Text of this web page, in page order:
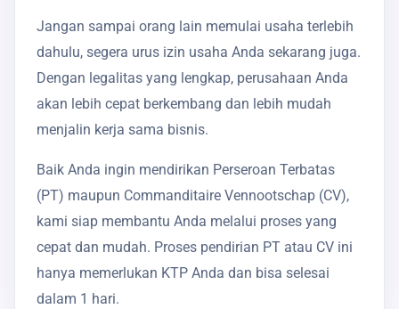
Jangan sampai orang lain memulai usaha terlebih
dahulu, segera urus izin usaha Anda sekarang juga.
Dengan legalitas yang lengkap, perusahaan Anda
akan lebih cepat berkembang dan lebih mudah
menjalin kerja sama bisnis.
Baik Anda ingin mendirikan Perseroan Terbatas
(PT) maupun Commanditaire Vennootschap (CV),
kami siap membantu Anda melalui proses yang
cepat dan mudah. Proses pendirian PT atau CV ini
hanya memerlukan KTP Anda dan bisa selesai
dalam 1 hari.